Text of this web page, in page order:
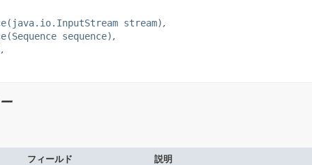
stream)
sequence)
フィールド
説明